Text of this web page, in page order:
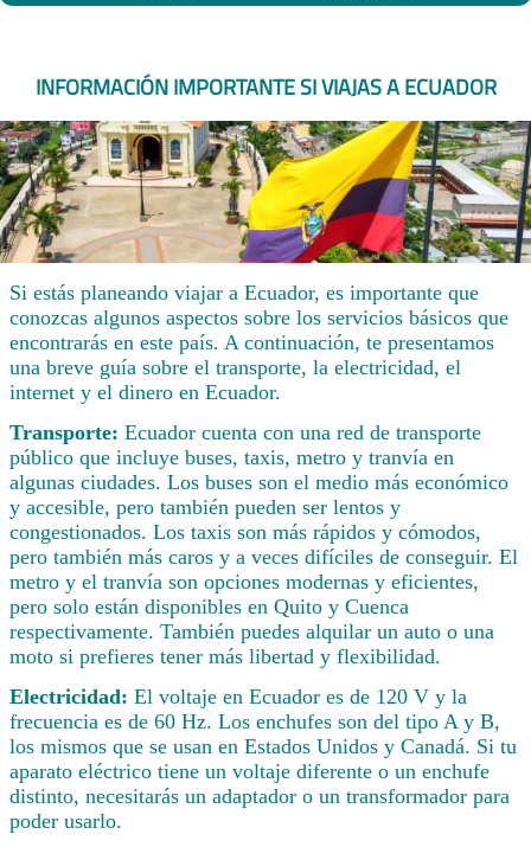
INFORMACIÓN IMPORTANTE SI VIAJAS A ECUADOR
Si estás planeando viajar a Ecuador, es importante que
conozcas algunos aspectos sobre los servicios básicos que
encontrarás en este país. A continuación, te presentamos
una breve guía sobre el transporte, la electricidad, el
internet y el dinero en Ecuador.
Transporte: Ecuador cuenta con una red de transporte
público que incluye buses, taxis, metro y tranvía en
algunas ciudades. Los buses son el medio más económico
y accesible, pero también pueden ser lentos y
congestionados. Los taxis son más rápidos y cómodos,
pero también más caros y a veces difíciles de conseguir. El
metro y el tranvía son opciones modernas y eficientes,
pero solo están disponibles en Quito y Cuenca
respectivamente. También puedes alquilar un auto o una
moto si prefieres tener más libertad y flexibilidad.
Electricidad: El voltaje en Ecuador es de 120 V y la
frecuencia es de 60 Hz. Los enchufes son del tipo A y B,
los mismos que se usan en Estados Unidos y Canadá. Si tu
aparato eléctrico tiene un voltaje diferente o un enchufe
distinto, necesitarás un adaptador o un transformador para
poder usarlo.